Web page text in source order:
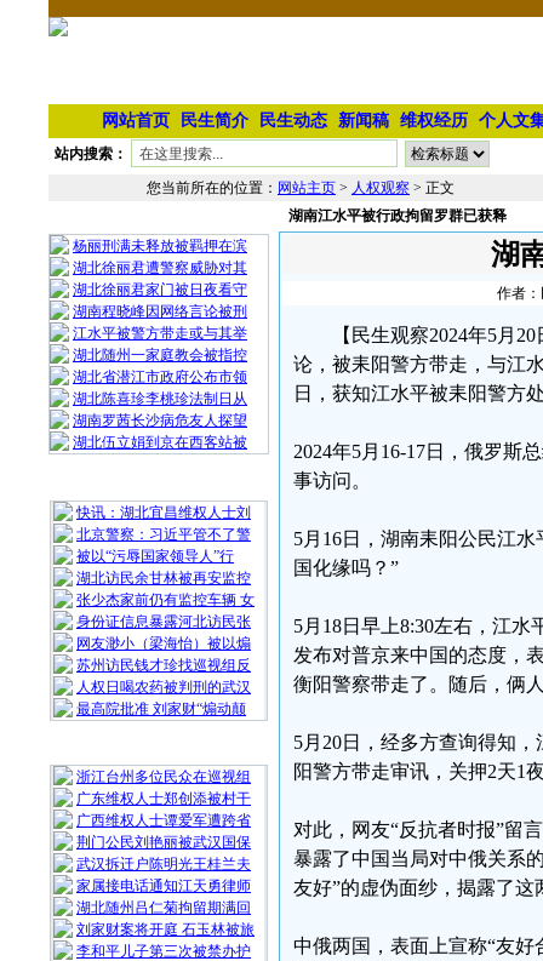
网站首页 民生简介 民生动态 新闻稿 维权经历 个人文
站内搜索：
您当前所在的位置： 网站主页 > 人权观察 > 正文
杨丽刑满未释放被羁押在滨
湖北徐丽君遭警察威胁对其
湖北徐丽君家门被日夜看守
湖南程晓峰因网络言论被刑
江水平被警方带走或与其举
湖北随州一家庭教会被指控
湖北省潜江市政府公布市领
湖北陈喜珍李桃珍法制日从
湖南罗茜长沙病危友人探望
湖北伍立娟到京在西客站被
快讯：湖北宜昌维权人士刘
北京警察：习近平管不了警
被以“污辱国家领导人”行
湖北访民余甘林被再安监控
张少杰家前仍有监控车辆 女
身份证信息暴露河北访民张
网友渺小（梁海怡）被以煽
苏州访民钱才珍找巡视组反
人权日喝农药被判刑的武汉
最高院批准 刘家财“煽动颠
浙江台州多位民众在巡视组
广东维权人士郑创添被村干
广西维权人士谭爱军遭跨省
荆门公民刘艳丽被武汉国保
武汉拆迁户陈明光王桂兰夫
家属接电话通知江天勇律师
湖北随州吕仁菊拘留期满回
刘家财案将开庭 石玉林被旅
李和平儿子第三次被禁办护
湖南江水平被行政拘留罗群已获释
湖
作者：
【民生观察2024年5月
论，被耒阳警方带走，与江
日，获知江水平被耒阳警方
2024年5月16-17日，俄罗斯
事访问。
5月16日，湖南耒阳公民江
国化缘吗？”
5月18日早上8:30左右，江
发布对普京来中国的态度，
衡阳警察带走了。随后，俩
5月20日，经多方查询得知
阳警方带走审讯，关押2天1
对此，网友“反抗者时报”留
暴露了中国当局对中俄关系
友好”的虚伪面纱，揭露了
中俄两国，表面上宣称“友